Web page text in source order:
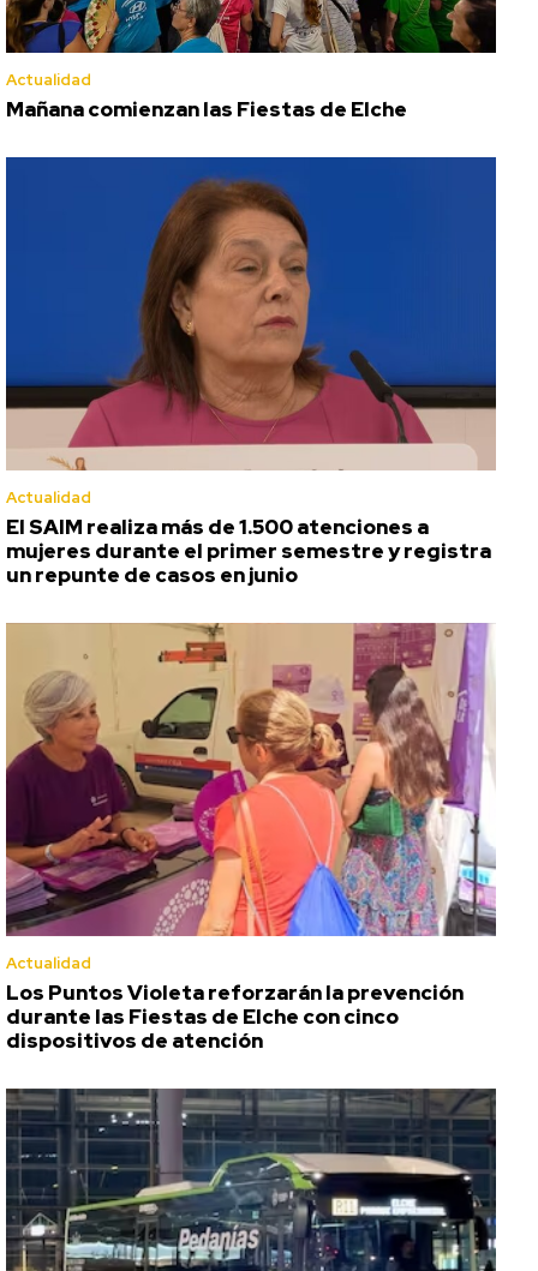
Actualidad
Mañana comienzan las Fiestas de Elche
Actualidad
El SAIM realiza más de 1.500 atenciones a
mujeres durante el primer semestre y registra
un repunte de casos en junio
Actualidad
Los Puntos Violeta reforzarán la prevención
durante las Fiestas de Elche con cinco
dispositivos de atención